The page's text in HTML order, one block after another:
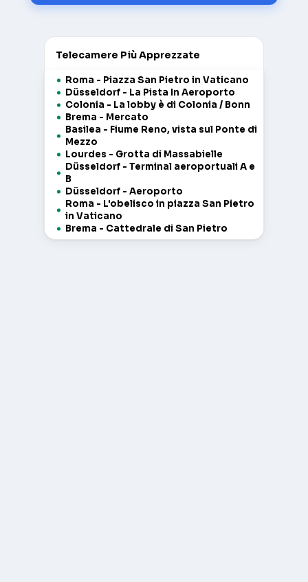
Telecamere Più Apprezzate
Roma - Piazza San Pietro in Vaticano
Düsseldorf - La Pista In Aeroporto
Colonia - La lobby è di Colonia / Bonn
Brema - Mercato
Basilea - Fiume Reno, vista sul Ponte di
Mezzo
Lourdes - Grotta di Massabielle
Düsseldorf - Terminal aeroportuali A e
B
Düsseldorf - Aeroporto
Roma - L'obelisco in piazza San Pietro
in Vaticano
Brema - Cattedrale di San Pietro